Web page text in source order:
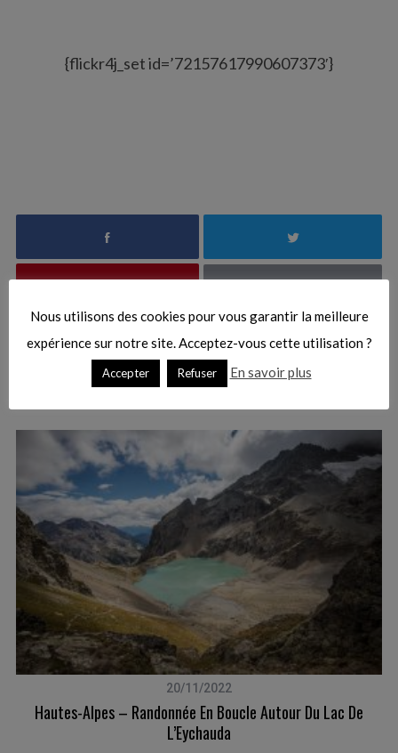
{flickr4j_set id=’72157617990607373′}
Vous pourriez aussi aimer
20/11/2022
Hautes-Alpes – Randonnée En Boucle Autour Du Lac De
L’Eychauda
e
Nous utilisons des cookies pour vous garantir la meilleure
expérience sur notre site. Acceptez-vous cette utilisation ?
Accepter Refuser En savoir plus